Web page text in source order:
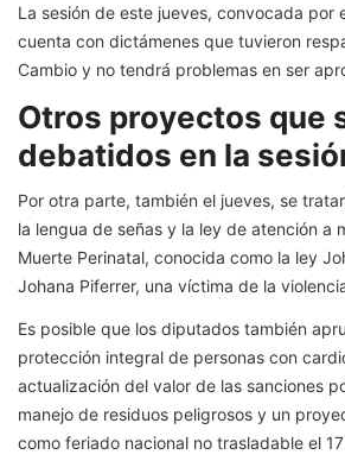
La sesión de este jueves, convocada por
cuenta con dictámenes que tuvieron
Cambio y no tendrá problemas en ser
Otros proyectos que
debatidos en la
Por otra parte, también el jueves, se
la lengua de señas y la ley de atención a
Muerte Perinatal, conocida como la ley
Johana Piferrer, una víctima de la
Es posible que los diputados también
protección integral de personas con
actualización del valor de las sanciones
manejo de residuos peligrosos y un
como feriado nacional no trasladable el